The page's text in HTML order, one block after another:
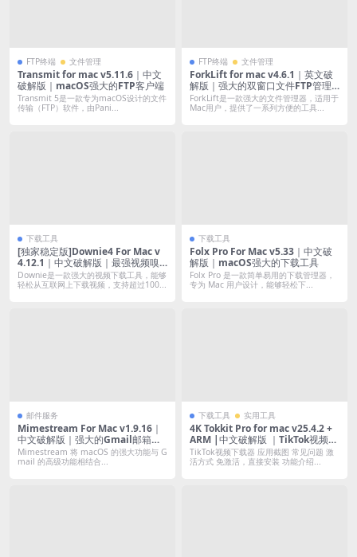
FTP终端 文件管理
Transmit for mac v5.11.6｜中文
破解版｜macOS强大的FTP客户端
Transmit 5是一款专为macOS设计的文件
传输（FTP）软件，由Pani...
FTP终端 文件管理
ForkLift for mac v4.6.1｜英文破
解版｜强大的双窗口文件FTP管理
器
ForkLift是一款强大的文件管理器，适用于
Mac用户，提供了一系列方便的工具...
下载工具
[独家稳定版]Downie4 For Mac v
4.12.1｜中文破解版｜最强视频嗅
探下载(支持油管B站抖音小红书优
酷土豆腾讯等)
Downie是一款强大的视频下载工具，能够
轻松从互联网上下载视频，支持超过100...
下载工具
Folx Pro For Mac v5.33｜中文破
解版｜macOS强大的下载工具
Folx Pro 是一款简单易用的下载管理器，
专为 Mac 用户设计，能够轻松下...
邮件服务
Mimestream For Mac v1.9.16｜
中文破解版｜强大的Gmail邮箱客
户端
Mimestream 将 macOS 的强大功能与 G
mail 的高级功能相结合...
下载工具 实用工具
4K Tokkit Pro for mac v25.4.2 +
ARM |中文破解版 ｜TikTok视频下
载
TikTok视频下载器 应用截图 常见问题 激
活方式 免激活，直接安装 功能介绍...